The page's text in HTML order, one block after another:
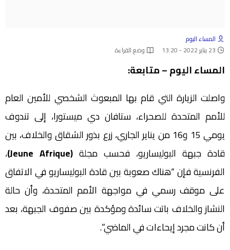
المساء اليوم
23 يناير 2022 - 13:20
وضع القراءة
المساء اليوم – متابعة:
واصلت الزيارة التي قام بها المبعوث الشخصي للأمين العام
للأمم المتحدة للصحراء، ستافان دي ميستورا، إلى تندوف
يومي 15 و16 من يناير الجاري، زرع بذور الشقاق والخلاف، بين
قادة جبهة البوليساريو، فحسب مجلة (Jeune Afrique)
،
الفرنسية فإن “هناك صعوبة بين قادة البوليساريو في الاتفاق
على موقف رسمي في مواجهة الأمم المتحدة، وأن حالة
النشاز والخلاف باتت سائدة ومؤكدة بين صفوف الجبهة، بعد
أن كانت مجرد إيحاءات في الماضي”.